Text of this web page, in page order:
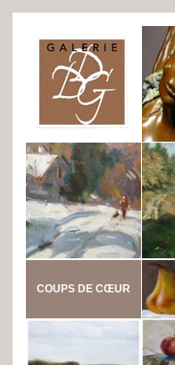
COUPS DE CŒUR